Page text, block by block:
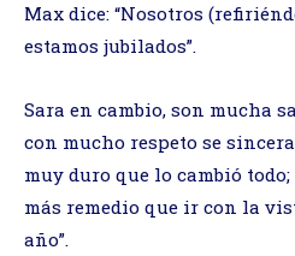
Max dice: “Nosotros
estamos jubilados”.
Sara en cambio, son mucha
con mucho respeto se
muy duro que lo cambió
más remedio que ir con la
año”.